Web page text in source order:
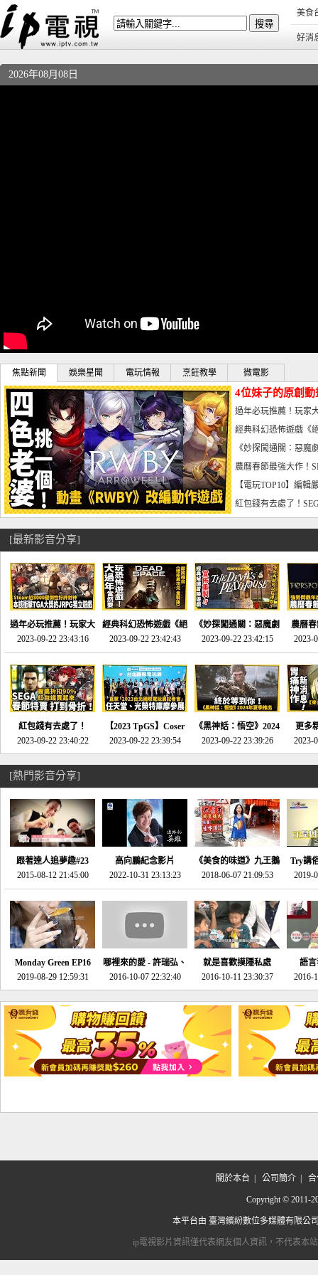
美食
好消
2026年08月08日
焦點新聞 娛樂星聞 電玩情報 烹飪教學 微電影
4位妹子的原創
曝光_電玩宅速配
過年必玩推薦！玩家
宅速配20230126
經典科幻恐怖遊戲《
懼體驗-電玩宅速配
《妙探闖通關：惡
到!!-電玩宅速配
農曆春節最強大作！
電玩宅速配20230123
【電玩TOP10】編
了，封面圖直接雷你
紅包錢有去處了！
宅速配20230119
[最新影音分享]
過年必玩推薦！玩家大
推的JRPG神作《神之
天平》介紹！-電玩宅
速配20230126
2023-09-22 23:43:16
經典科幻恐怖遊戲《絕
命異次元 重製版》重
回「石村號」的恐懼體
驗-電玩宅速配
20230125
2023-09-22 23:42:43
《妙探闖通關：惡魔劇
場》將推出「重製
版」!!!今年就能玩到!!-
電玩宅速配20230124
2023-09-22 23:42:15
農曆
SE社
動作角
電玩宅
2023-
紅包錢有去處了！
SEGA春節特賣 超過85
款遊戲打到骨折-電玩
宅速配20230119
2023-09-22 23:40:22
【2023 TpGS】Coser
和Show Girl搶先看！
直擊展前記者會-電玩
2023-09-22 23:39:54
《黑神話：悟空》2024
年夏季推出！確定不會
延期齁？-電玩宅速配
2023-09-22 23:39:26
更多
《來
金鄉
2023-
[熱門影音分享]
跟著達人追夢趣#23
promo-我想開間咖啡
館(謝佳凌)
2015-08-12 21:45:00
高向鵬紀念影片
2022-10-31 23:13:23
《美食的味道》九王鵝
肉
2018-06-07 21:09:53
Try講
2019-
Monday Green EP16
超意外~環保原來可以
邊玩邊做！
2019-08-29 12:59:31
哪裡來的愛 - 許瑞弘、
李其芬
2016-10-07 22:32:40
就是喜歡摸隱私處
2016-10-11 23:30:37
語
2016-
關於本台 公司簡介| 合
Copyright © 2011-
本平台由 臺灣繽紛數位多媒體有限公
ip電視影片資訊僅代表網友個人資訊，不代表本